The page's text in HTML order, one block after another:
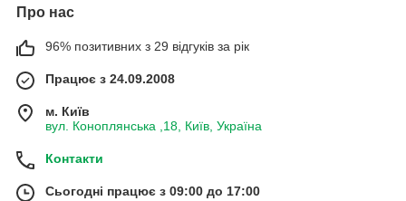
Про нас
96% позитивних з 29 відгуків за рік
Працює з 24.09.2008
м. Київ
вул. Коноплянська ,18, Київ, Україна
Контакти
Сьогодні працює з 09:00 до 17:00